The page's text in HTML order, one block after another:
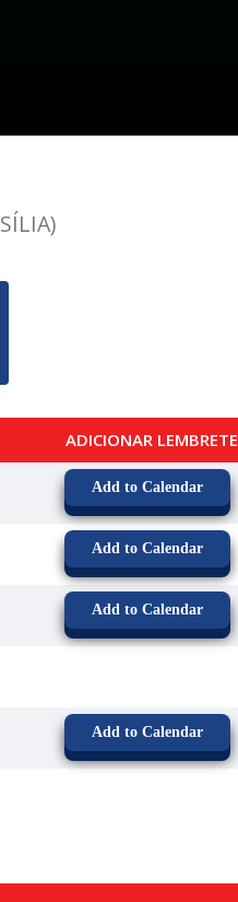
ADICIONAR LEMBRETE
Add to Calendar
Add to Calendar
Add to Calendar
Add to Calendar